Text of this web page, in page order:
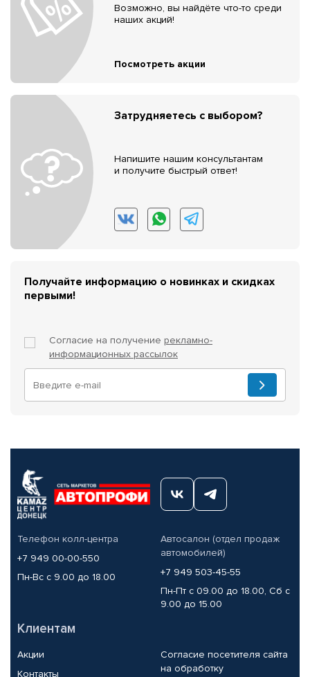
Возможно, вы найдёте что-то среди
наших акций!
Посмотреть акции
Затрудняетесь с выбором?
Напишите нашим консультантам
и получите быстрый ответ!
Получайте информацию о новинках и скидках
первыми!
Согласие на получение рекламно-
информационных рассылок
Телефон колл-центра
+7 949 00-00-550
Пн-Вс с 9.00 до 18.00
Автосалон (отдел продаж
автомобилей)
+7 949 503-45-55
Пн-Пт с 09.00 до 18.00, Сб с
9.00 до 15.00
Клиентам
Акции
Контакты
Согласие посетителя сайта
на обработку